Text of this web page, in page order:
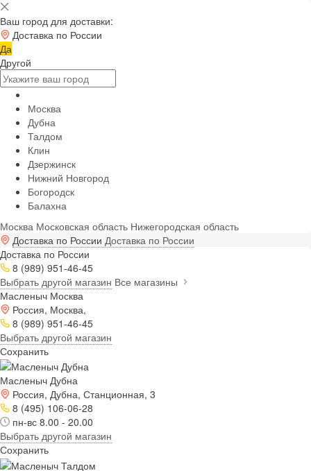
Ваш город для доставки:
Доставка по России
Да
Другой
Москва
Дубна
Талдом
Клин
Дзержинск
Нижний Новгород
Богородск
Балахна
Москва Московская область Нижегородская область
Доставка по России Доставка по России
Доставка по России
8 (989) 951-46-45
Выбрать другой магазин Все магазины
Масленыч Москва
Россия, Москва,
8 (989) 951-46-45
Выбрать другой магазин
Сохранить
Масленыч Дубна
Россия, Дубна, Станционная, 3
8 (495) 106-06-28
пн-вс 8.00 - 20.00
Выбрать другой магазин
Сохранить